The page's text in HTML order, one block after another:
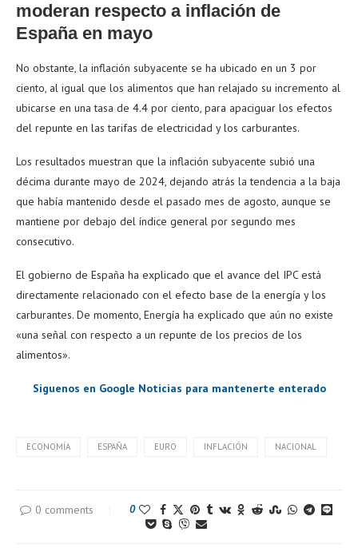
moderan respecto a inflación de
España en mayo
No obstante, la inflación subyacente se ha ubicado en un 3 por
ciento, al igual que los alimentos que han relajado su incremento al
ubicarse en una tasa de 4.4 por ciento, para apaciguar los efectos
del repunte en las tarifas de electricidad y los carburantes.
Los resultados muestran que la inflación subyacente subió una
décima durante mayo de 2024, dejando atrás la tendencia a la baja
que había mantenido desde el pasado mes de agosto, aunque se
mantiene por debajo del índice general por segundo mes
consecutivo.
El gobierno de España ha explicado que el avance del IPC está
directamente relacionado con el efecto base de la energía y los
carburantes. De momento, Energía ha explicado que aún no existe
«una señal con respecto a un repunte de los precios de los
alimentos».
Síguenos en Google Noticias para mantenerte enterado
ECONOMÍA ESPAÑA EURO INFLACIÓN NACIONAL
0 comments 0